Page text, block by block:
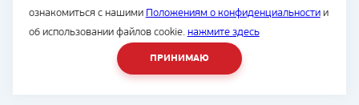
ознакомиться с нашими Положениям о конфиденциальностии
об использовании файлов cookie. нажмите здесь
ПРИНИМАЮ